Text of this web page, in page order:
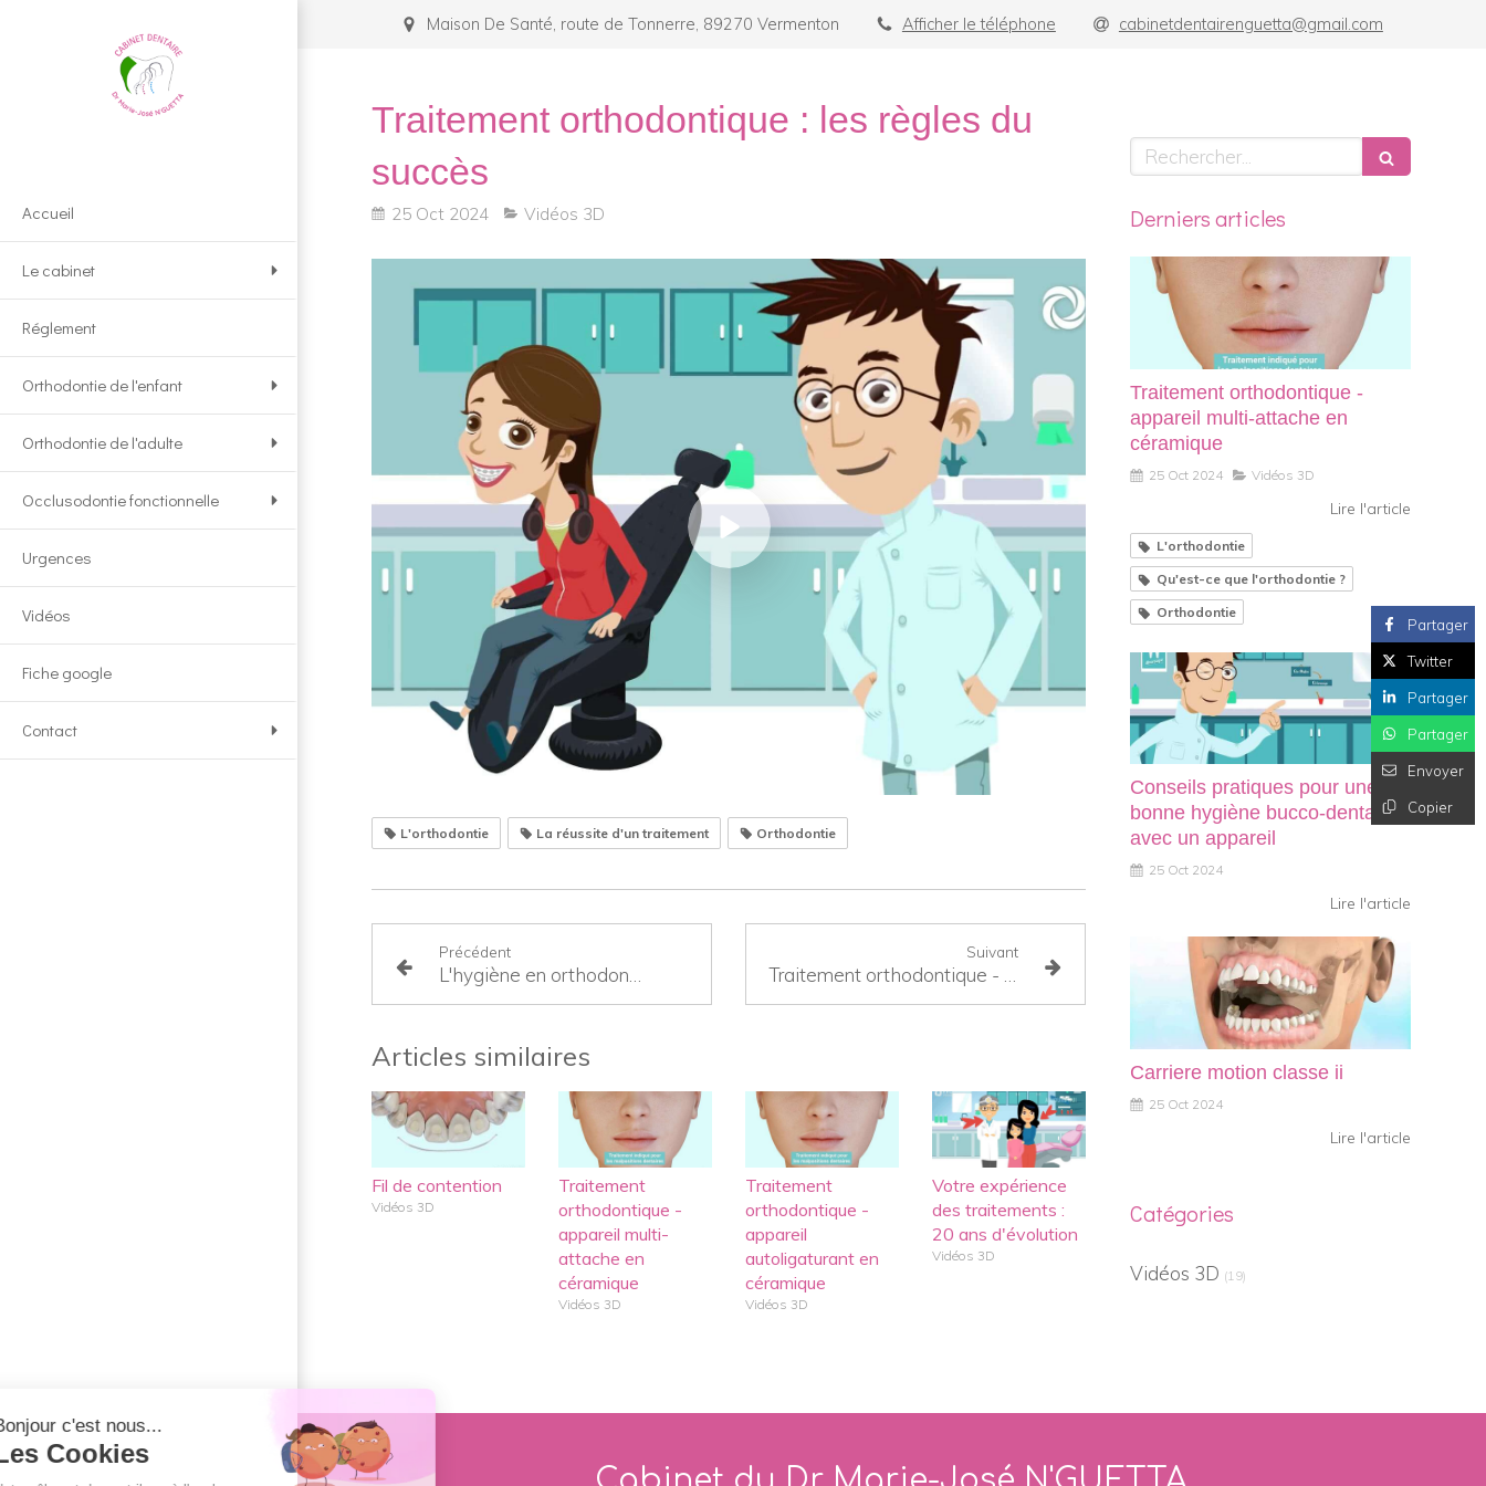
Accueil
Le cabinet
Réglement
Orthodontie de l'enfant
Orthodontie de l'adulte
Occlusodontie fonctionnelle
Urgences
Vidéos
Fiche google
Contact
Maison De Santé, route de Tonnerre, 89270 Vermenton Afficher le téléphone cabinetdentairenguetta@gmail.com
Traitement orthodontique : les règles du
succès
25 Oct 2024 Vidéos 3D
L'orthodontie La réussite d'un traitement Orthodontie
Précédent Suivant
Articles similaires
Fil de contention
Vidéos 3D
Traitement
orthodontique -
appareil multi-
attache en
céramique
Vidéos 3D
Traitement
orthodontique -
appareil
autoligaturant en
céramique
Vidéos 3D
Votre expérience
des traitements :
20 ans d'évolution
Vidéos 3D
Partager
Twitter
Partager
Partager
Envoyer
Copier
Rechercher
Derniers articles
Traitement orthodontique -
appareil multi-attache en
céramique
25 Oct 2024 Vidéos 3D
Lire l'article
L'orthodontie
Qu'est-ce que l'orthodontie ?
Orthodontie
Conseils pratiques pour une
bonne hygiène bucco-dentaire
avec un appareil
25 Oct 2024
Lire l'article
Carriere motion classe ii
25 Oct 2024
Lire l'article
Catégories
Vidéos 3D (19)